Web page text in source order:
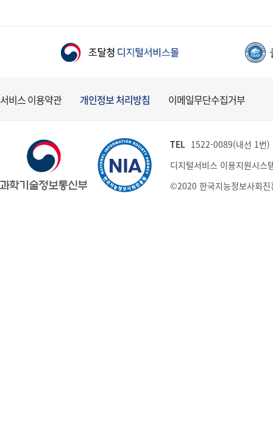
서비스 이용약관 개인정보 처리방침 이메일무단수집거부
TEL 1522-0089(내선 1번
디지털서비스 이용지원시스
©2020 한국지능정보사회진